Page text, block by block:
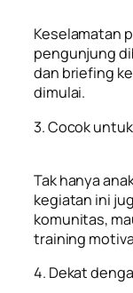
Keselamatan
pengunjung
dan briefing
dimulai.
3. Cocok
Tak hanya
kegiatan ini
komunitas,
training
4. Dekat